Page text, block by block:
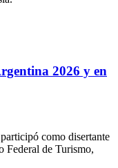
2026 y en
como disertante
Federal de Turismo,